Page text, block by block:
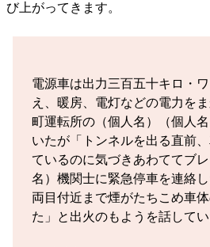
び上がってきます。
電源車は出力三百五十キロ・
え、暖房、電灯などの電力を
町運転所の（個人名）（個人
いたが「トンネルを出る直前
ているのに気づきあわててブ
名）機関士に緊急停車を連絡
両目付近まで煙がたちこめ車
た」と出火のもようを話してい